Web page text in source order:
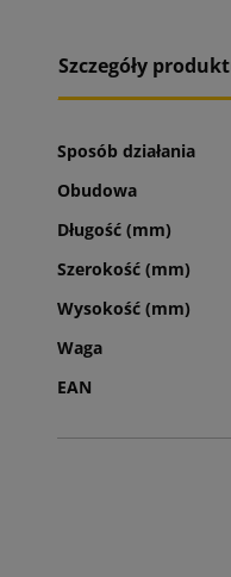
Szczegóły
Sposób działania
Obudowa
Długość (mm)
Szerokość (mm)
Wysokość (mm)
Waga
EAN